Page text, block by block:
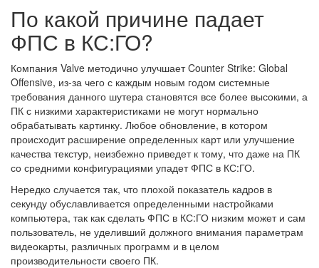
По какой причине падает
ФПС в КС:ГО?
Компания Valve методично улучшает Counter Strike: Global
Offensive, из-за чего с каждым новым годом системные
требования данного шутера становятся все более высокими, а
ПК с низкими характеристиками не могут нормально
обрабатывать картинку. Любое обновление, в котором
происходит расширение определенных карт или улучшение
качества текстур, неизбежно приведет к тому, что даже на ПК
со средними конфигурациями упадет ФПС в КС:ГО.
Нередко случается так, что плохой показатель кадров в
секунду обуславливается определенными настройками
компьютера, так как сделать ФПС в КС:ГО низким может и сам
пользователь, не уделивший должного внимания параметрам
видеокарты, различных программ и в целом
производительности своего ПК.